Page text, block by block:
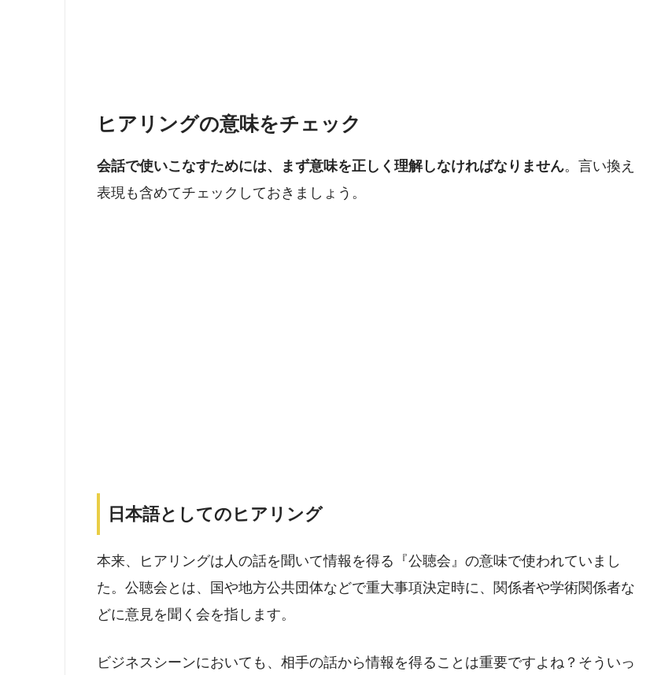
ヒアリングの意味をチェック
会話で使いこなすためには、まず意味を正しく理解しなければなりません。言い換え
表現も含めてチェックしておきましょう。
日本語としてのヒアリング
本来、ヒアリングは人の話を聞いて情報を得る『公聴会』の意味で使われていまし
た。公聴会とは、 国や地方公共団体などで重大事項決定時に、関係者や学術関係者な
どに意見を聞く会を指します。
ビジネスシーンにおいても、相手の話から情報を得ることは重要ですよね？そういっ